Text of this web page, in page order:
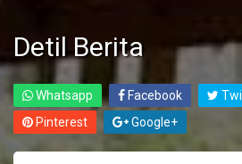
Detil Berita
Whatsapp Facebook
Pinterest
Google+